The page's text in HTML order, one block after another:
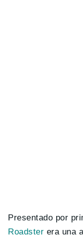
Presentado por
Roadster era una